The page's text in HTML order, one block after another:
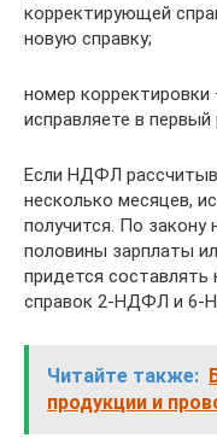
корректирующей
новую справку;
номер корректировки
исправляете в первый
Если НДФЛ
несколько месяцев,
получится. По закону
половины зарплаты
придется
справок 2-НДФЛ и 6-
Читайте также:
продукции и